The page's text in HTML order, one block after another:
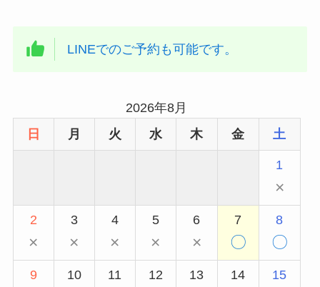
LINEでのご予約も可能です。
2026年8月
日
月 火 水 木 金 土
1
×
2
×
3
×
4
×
5
×
6
×
7
〇
8
〇
9 10 11 12 13 14 15